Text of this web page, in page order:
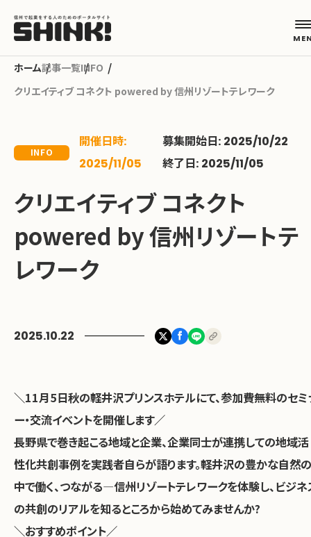
起業フェーズから探す
地域から探す
キーワードから探す
お問い合わせ
記事一覧INFO
クリエイティブ コネクト powered by 信州リゾートテレワーク
INFO
開催日時:
2025/11/05
募集開始日: 2025/10/22
終了日: 2025/11/05
クリエイティブ コネクト
powered by 信州リゾートテ
レワーク
2025.10.22
＼11月5日秋の軽井沢プリンスホテルにて、参加費無料のセミ
ー・交流イベントを開催します／
長野県で巻き起こる地域と企業、企業同士が連携しての地域活
性化共創事例を実践者自らが語ります。軽井沢の豊かな自然の
中で働く、つながる―信州リゾートテレワークを体験し、ビジネ
の共創のリアルを知るところから始めてみませんか?
＼おすすめポイント／